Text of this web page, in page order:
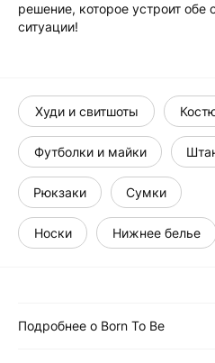
решение, которое устроит
ситуации!
Худи и свитшоты
Футболки и майки
Рюкзаки Сумки
Носки Нижнее белье
Подробнее о Born To Be